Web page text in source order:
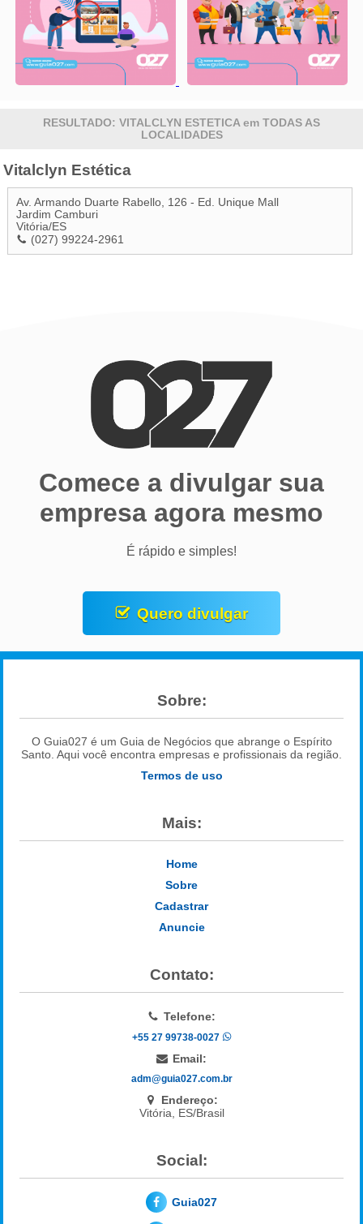
RESULTADO: VITALCLYN ESTETICA em TODAS AS
LOCALIDADES
Vitalclyn Estética
Av. Armando Duarte Rabello, 126 - Ed. Unique Mall
Jardim Camburi
Vitória/ES
(027) 99224-2961
Comece a divulgar sua
empresa agora mesmo
É rápido e simples!
Quero divulgar
Sobre:
O Guia027 é um Guia de Negócios que abrange o Espírito
Santo. Aqui você encontra empresas e profissionais da região.
Termos de uso
Mais:
Home
Sobre
Cadastrar
Anuncie
Contato:
Telefone:
+55 27 99738-0027
Email:
adm@guia027.com.br
Endereço:
Vitória, ES/Brasil
Social:
Guia027